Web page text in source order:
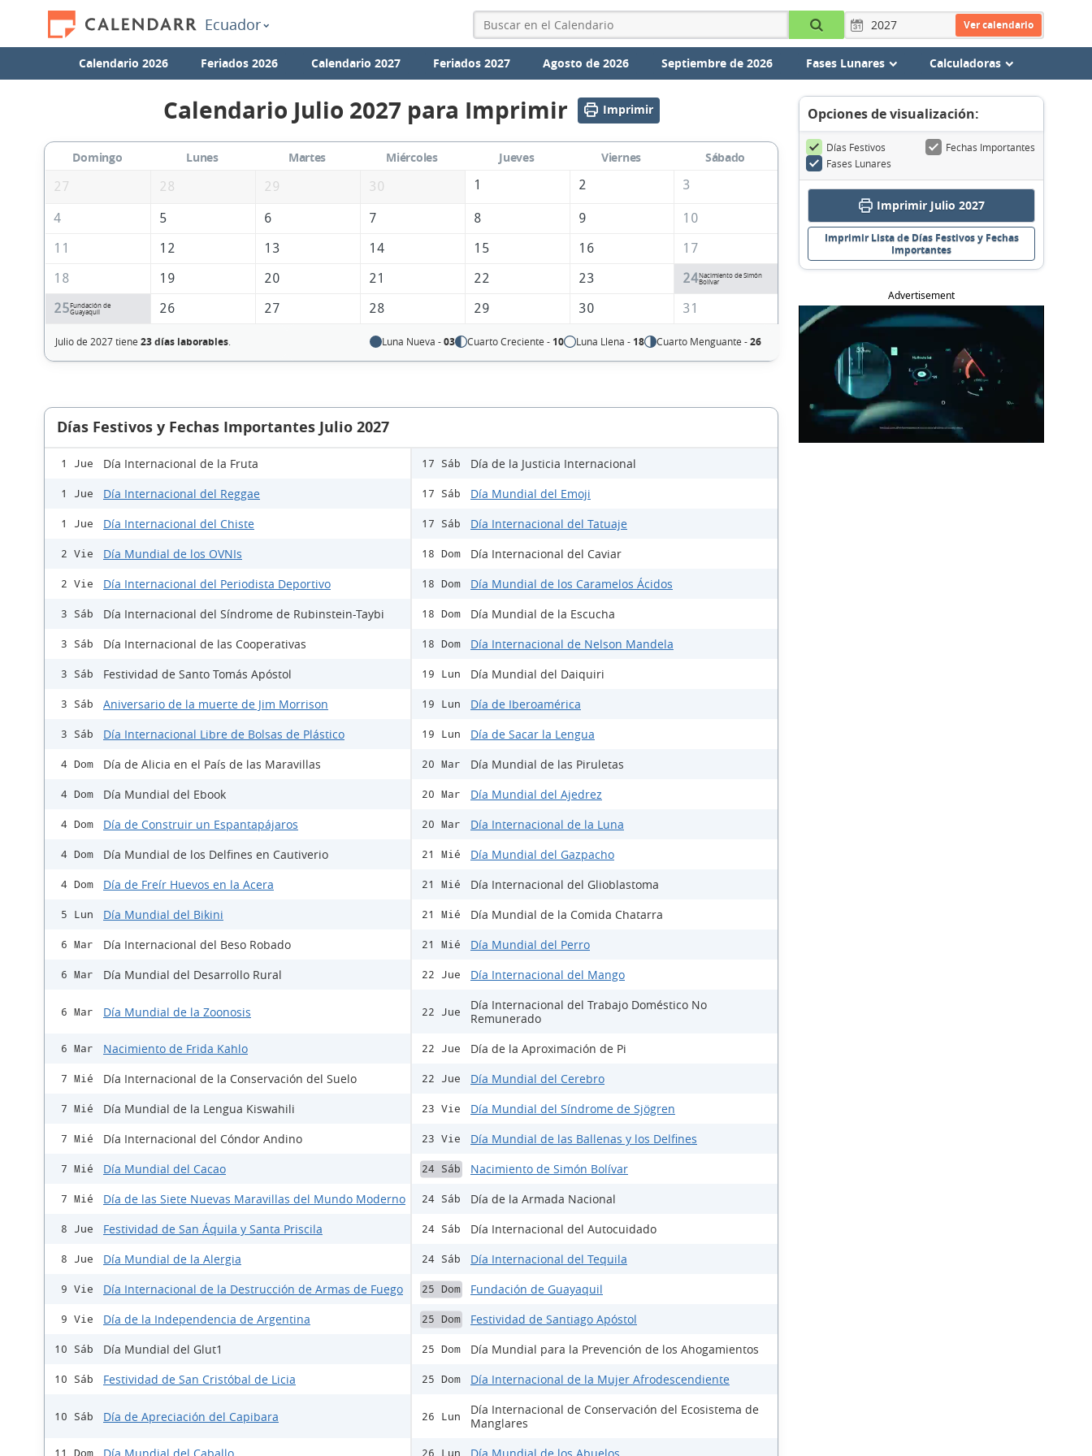
Ecuador Ver calendario
Calendario 2026 Feriados 2026 Calendario 2027 Feriados 2027 Agosto de 2026 Septiembre de 2026 Fases Lunares Calculadoras
Calendario Julio 2027 para Imprimir Imprimir
Domingo Lunes Martes Miércoles Jueves Viernes
Sábado
27
28 29 30 1 2 3
4 5 6 7 8 9
10
11
12 13 14 15 16
17
18
19 20 21 22 23 24Nacimiento de Simón
Bolívar
25Fundación de
Guayaquil
26 27 28 29 30 31
Julio de 2027 tiene 23 días laborables. Luna Nueva -03 Cuarto Creciente - 10 Luna Llena - 18 Cuarto Menguante -26
Días Festivos y Fechas Importantes Julio 2027
1 Jue Día Internacional de la Fruta
1 Jue Día Internacional del Reggae
1 Jue Día Internacional del Chiste
2 Vie Día Mundial de los OVNIs
2 Vie Día Internacional del Periodista Deportivo
3 Sáb Día Internacional del Síndrome de Rubinstein-Taybi
3 Sáb Día Internacional de las Cooperativas
3 Sáb Festividad de Santo Tomás Apóstol
3 Sáb Aniversario de la muerte de Jim Morrison
3 Sáb Día Internacional Libre de Bolsas de Plástico
4 Dom Día de Alicia en el País de las Maravillas
4 Dom Día Mundial del Ebook
4 Dom Día de Construir un Espantapájaros
4 Dom Día Mundial de los Delfines en Cautiverio
4 Dom Día de Freír Huevos en la Acera
5 Lun Día Mundial del Bikini
6 Mar Día Internacional del Beso Robado
6 Mar Día Mundial del Desarrollo Rural
6 Mar Día Mundial de la Zoonosis
6 Mar Nacimiento de Frida Kahlo
7 Mié Día Internacional de la Conservación del Suelo
7 Mié Día Mundial de la Lengua Kiswahili
7 Mié Día Internacional del Cóndor Andino
7 Mié Día Mundial del Cacao
7 Mié Día de las Siete Nuevas Maravillas del Mundo Moderno
8 Jue Festividad de San Áquila y Santa Priscila
8 Jue Día Mundial de la Alergia
9 Vie Día Internacional de la Destrucción de Armas de Fuego
9 Vie Día de la Independencia de Argentina
10 Sáb Día Mundial del Glut1
10 Sáb Festividad de San Cristóbal de Licia
10 Sáb Día de Apreciación del Capibara
11 Dom
17 Sáb Día de la Justicia Internacional
17 Sáb Día Mundial del Emoji
17 Sáb Día Internacional del Tatuaje
18 Dom Día Internacional del Caviar
18 Dom Día Mundial de los Caramelos Ácidos
18 Dom Día Mundial de la Escucha
18 Dom Día Internacional de Nelson Mandela
19 Lun Día Mundial del Daiquiri
19 Lun Día de Iberoamérica
19 Lun Día de Sacar la Lengua
20 Mar Día Mundial de las Piruletas
20 Mar Día Mundial del Ajedrez
20 Mar Día Internacional de la Luna
21 Mié Día Mundial del Gazpacho
21 Mié Día Internacional del Glioblastoma
21 Mié Día Mundial de la Comida Chatarra
21 Mié Día Mundial del Perro
22 Jue Día Internacional del Mango
22 Jue
Día Internacional del Trabajo Doméstico No
Remunerado
22 Jue Día de la Aproximación de Pi
22 Jue Día Mundial del Cerebro
23 Vie Día Mundial del Síndrome de Sjögren
23 Vie Día Mundial de las Ballenas y los Delfines
24 Sáb Nacimiento de Simón Bolívar
24 Sáb Día de la Armada Nacional
24 Sáb Día Internacional del Autocuidado
24 Sáb Día Internacional del Tequila
25 Dom Fundación de Guayaquil
25 Dom Festividad de Santiago Apóstol
25 Dom Día Mundial para la Prevención de los Ahogamientos
25 Dom Día Internacional de la Mujer Afrodescendiente
26 Lun
Día Internacional de Conservación del Ecosistema de
Manglares
26 Lun
Opciones de visualización:
Días Festivos
Fechas Importantes
Fases Lunares
Imprimir Julio 2027
Imprimir Lista de Días Festivos y Fechas
Importantes
Advertisement